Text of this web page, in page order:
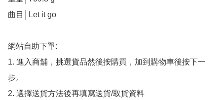
曲目│Let it go
網站自助下單:
1. 進入商舖，挑選貨品然後按購買，加到購物車後按下一
步。
2. 選擇送貨方法後再填寫送貨/取貨資料